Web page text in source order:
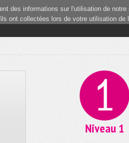
Niveau 1
des informations sur l'utilisation de
ont collectées lors de votre utilisation de